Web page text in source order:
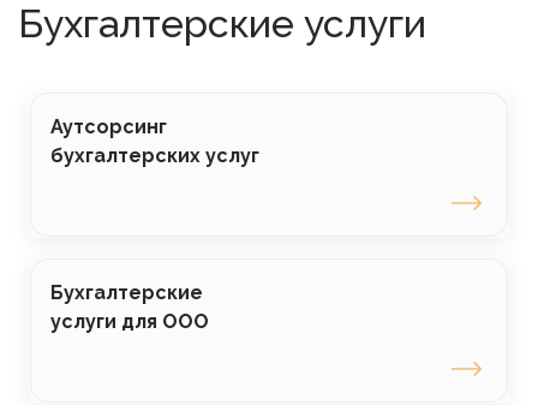
Бухгалтерские услуги
Аутсорсинг
бухгалтерских услуг
Бухгалтерские
услуги для ООО